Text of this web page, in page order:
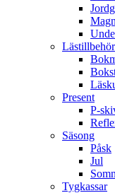
Lästillbehör
Present
P-
Säsong
Påsk
Jul
Tygkassar